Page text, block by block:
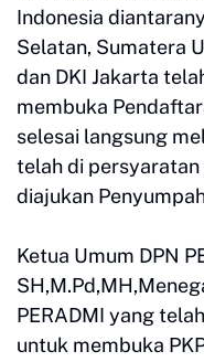
Indonesia
Selatan, Sumatera
dan DKI Jakarta
membuka
selesai langsung
telah di persyaratan
diajukan
Ketua Umum DPN
PERADMI yang
untuk membuka